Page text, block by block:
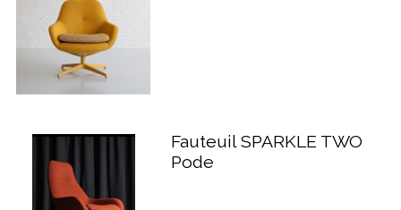
Fauteuil SPARKLE TWO
Pode